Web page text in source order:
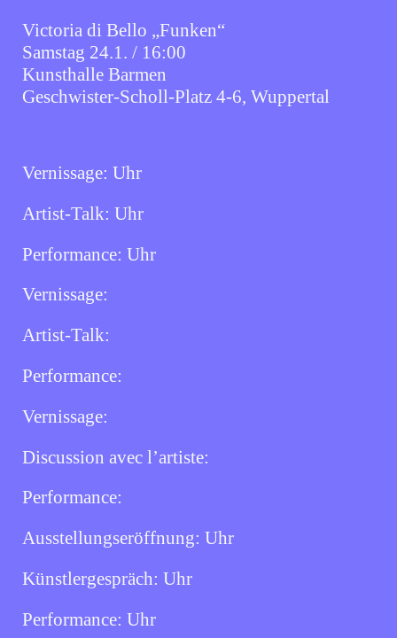
Victoria di Bello „Funken“
Samstag 24.1. / 16:00
Kunsthalle Barmen
Geschwister-Scholl-Platz 4-6, Wuppertal
Vernissage: Uhr
Artist-Talk: Uhr
Performance: Uhr
Vernissage:
Artist-Talk:
Performance:
Vernissage:
Discussion avec l’artiste:
Performance:
Ausstellungseröffnung: Uhr
Künstlergespräch: Uhr
Performance: Uhr